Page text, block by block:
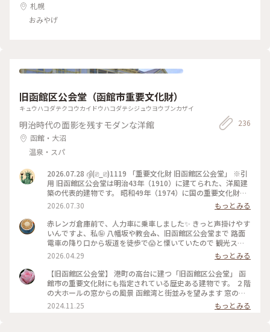
札幌
おみやげ
旧函館区公会堂（函館市重要文化財）
キュウハコダテクコウカイドウハコダテシジュウヨウブンカザイ
明治時代の面影を残すモダンな洋館
函館・大沼
温泉・スパ
236
2026.07.28 ദ്ദി(⎚_⎚)1119 「重要文化財 旧函館区公会堂」 ※引
用 旧函館区公会堂は明治43年（1910）に建てられた、洋風建
築の代表的建物です。 昭和49年（1974）に国の重要文化財に
指定されました。 気品漂う内部には華やかな雰囲気の家具や
調度品が展示されています。 初めて中に入りました✨️ 2階のテ
ラスから函館市が見えるのですが、凄い良かったです😀 #北海
道#函館市#旧函館区公会堂#重要文化財#散歩#観光#函館旅行
2026.07.30
もっとみる
赤レンガ倉庫前で、人力車に乗車しました✨ きっと声掛けやす
いんですよ、私🤪 八幡坂や教会⛪️、旧函館区公会堂まで 路面
電車の降り口から坂道を徒歩で😱と慄いていたので 観光スポ
ットを1時間のコースをお願いしました😆
＊ ブルーとイエローの旧函館区公会堂🩵
＊ #ちいさな列車旅 #人力車
2026.04.29
もっとみる
【旧函館区公会堂】 港町の高台に建つ「旧函館区公会堂」 函
館市の重要文化財にも指定されている歴史ある建物です。 ２階
の大ホールの窓からの風景 函館湾と街並みを望みます 窓の意
2024.11.25 もっとみる